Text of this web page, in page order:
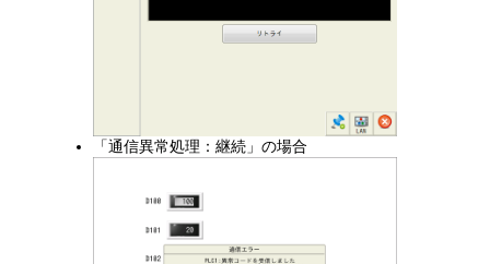
「通信異常処理：継続」の場合